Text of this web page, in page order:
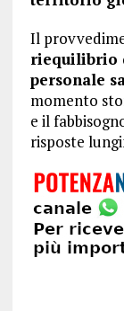
Il
riequilibrio
personale
momento
e il
risposte